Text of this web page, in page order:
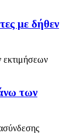
με δήθεν
των